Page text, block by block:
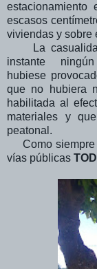
escasos
viviendas y sobre
La casualidad
instante
hubiese
que no hubiera
habilitada al
materiales y
peatonal.
Como siempre
vías públicas